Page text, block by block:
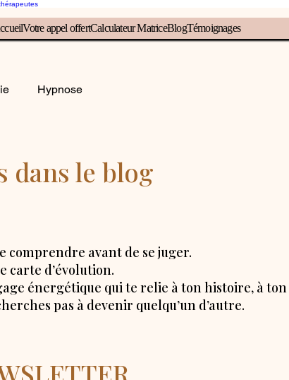
Votre appel offertCalculateur MatriceBlogTémoignages
Hypnose
dans le blog
comprendre avant de se juger.
carte d’évolution.
énergétique qui te relie à ton histoire, à ton
pas à devenir quelqu’un d’autre.